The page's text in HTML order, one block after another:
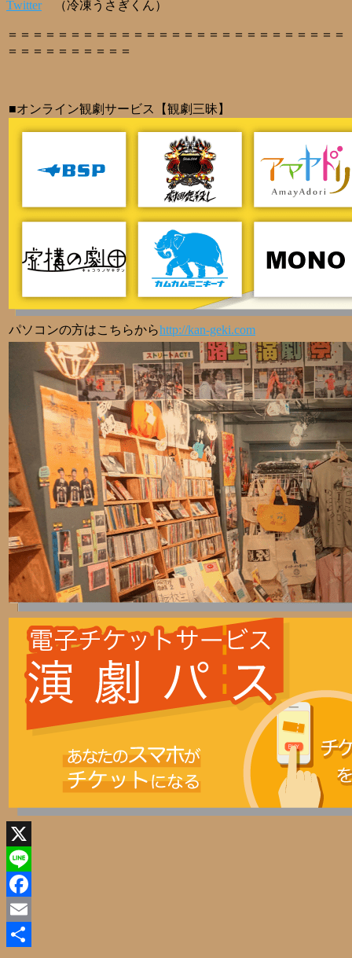
Twitter（冷凍うさぎくん）
＝＝＝＝＝＝＝＝＝＝＝＝＝＝＝＝＝＝＝＝＝＝＝＝＝＝＝
＝＝＝＝＝＝＝＝＝＝
■オンライン観劇サービス【観劇三昧】
パソコンの方はこちらからhttp://kan-geki.com
X
Line
Facebook
Email